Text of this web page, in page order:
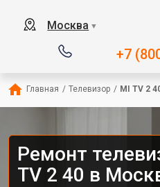
Москва ▼
+7
Главная / Телевизор / MI TV 2
Ремонт
TV 2 40 в